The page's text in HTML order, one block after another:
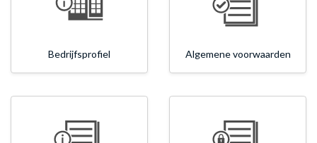
Bedrijfsprofiel Algemene voorwaarden